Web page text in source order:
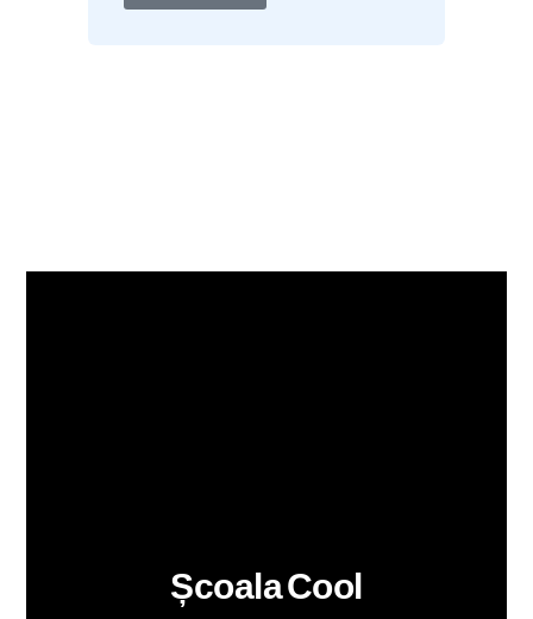
Școala Cool